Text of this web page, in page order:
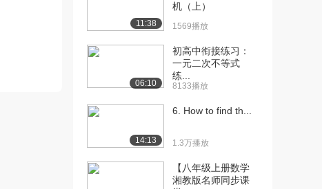
[14] 7.第7讲零点问题与微
分不等式（下...
19:29
学的概念与计...
学的概念与计...
11:38
机（上）
1569播放
06:10
初高中衔接练习：
一元二次不等式
练...
8133播放
14:13
6. How to find th...
1.3万播放
【八年级上册数学
湘教版名师同步课